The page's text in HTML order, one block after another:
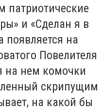
патриотические
и «Сделан я в
на
Повелителя
на нем комочки
скрипущим
на какой бы